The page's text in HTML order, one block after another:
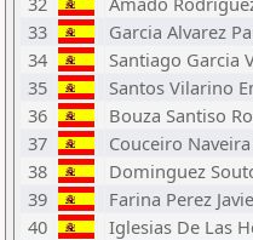
33
Garcia Alvarez
34
Santiago Garcia
35
Santos Vilarino
36
Bouza Santiso
37
Couceiro
38
Dominguez
39
Farina Perez
40
Iglesias De Las